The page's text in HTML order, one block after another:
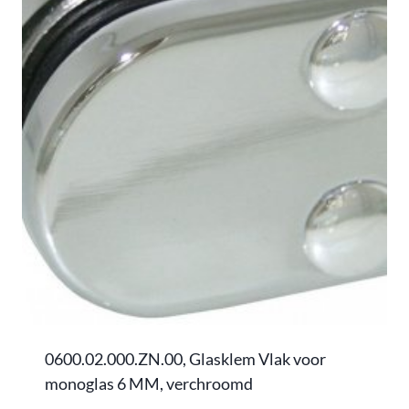
0600.02.000.ZN.00, Glasklem Vlak voor
monoglas 6 MM, verchroomd